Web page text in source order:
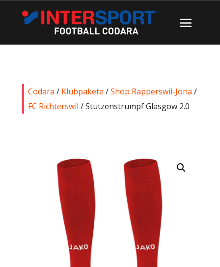
Codara / Klubpakete /Shop Rapperswil-Jona /
FC Richterswil / Stutzenstrumpf Glasgow 2.0